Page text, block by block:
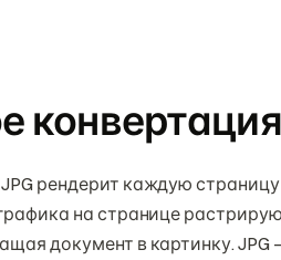
конвертация
рендерит каждую
на странице
документ в картинку.